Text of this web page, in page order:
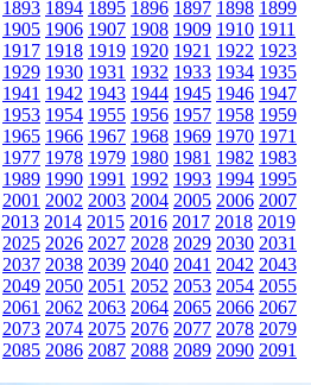
1893 1894 1895 1896 1897 1898 1899
1905 1906 1907 1908 1909 1910 1911
1917 1918 1919 1920 1921 1922 1923
1929 1930 1931 1932 1933 1934 1935
1941 1942 1943 1944 1945 1946 1947
1953 1954 1955 1956 1957 1958 1959
1965 1966 1967 1968 1969 1970 1971
1977 1978 1979 1980 1981 1982 1983
1989 1990 1991 1992 1993 1994 1995
2001 2002 2003 2004 2005 2006 2007
2013 2014 2015 2016 2017 2018 2019
2025 2026 2027 2028 2029 2030 2031
2037 2038 2039 2040 2041 2042 2043
2049 2050 2051 2052 2053 2054 2055
2061 2062 2063 2064 2065 2066 2067
2073 2074 2075 2076 2077 2078 2079
2085 2086 2087 2088 2089 2090 2091